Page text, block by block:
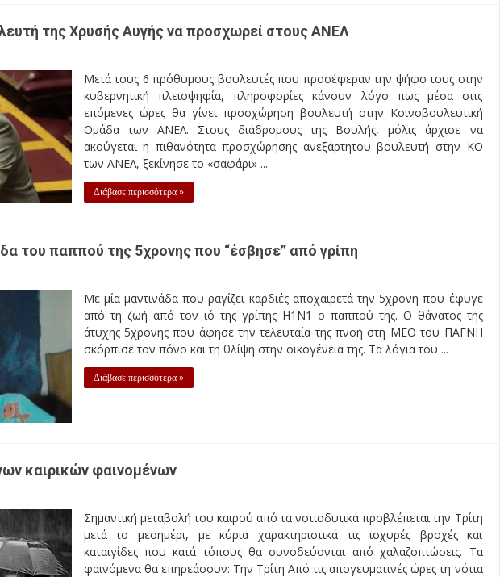
της Χρυσής Αυγής να προσχωρεί στους ΑΝΕΛ
Μετά τους 6 πρόθυμους βουλευτές που προσέφεραν την ψήφο τους στην
κυβερνητική πλειοψηφία, πληροφορίες κάνουν λόγο πως μέσα στις
επόμενες ώρες θα γίνει προσχώρηση βουλευτή στην Κοινοβουλευτική
Ομάδα των ΑΝΕΛ. Στους διάδρομους της Βουλής, μόλις άρχισε να
ακούγεται η πιθανότητα προσχώρησης ανεξάρτητου βουλευτή στην ΚΟ
των ΑΝΕΛ, ξεκίνησε το «σαφάρι» ...
Διάβασε περισσότερα »
του παππού της 5χρονης που “έσβησε” από γρίπη
Με μία μαντινάδα που ραγίζει καρδιές αποχαιρετά την 5χρονη που έφυγε
από τη ζωή από τον ιό της γρίπης Η1Ν1 ο παππού της. Ο θάνατος της
άτυχης 5χρονης που άφησε την τελευταία της πνοή στη ΜΕΘ του ΠΑΓΝΗ
σκόρπισε τον πόνο και τη θλίψη στην οικογένεια της. Τα λόγια του ...
Διάβασε περισσότερα »
καιρικών φαινομένων
Σημαντική μεταβολή του καιρού από τα νοτιοδυτικά προβλέπεται την Τρίτη
μετά το μεσημέρι, με κύρια χαρακτηριστικά τις ισχυρές βροχές και
καταιγίδες που κατά τόπους θα συνοδεύονται από χαλαζοπτώσεις. Τα
φαινόμενα θα επηρεάσουν: Την Τρίτη Από τις απογευματινές ώρες τη νότια